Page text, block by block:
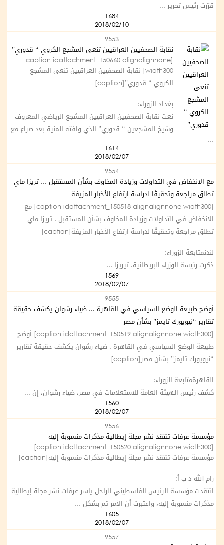
قرّرت رئيس تحرير ...
1684
2018/02/10
9553
نقابة الصحفيين العراقيين تنعى المشجع الكروي “ قدوري”
[caption idattachment_150660 alignalignnone
width300] نقابة الصحفيين العراقيين تنعى المشجع
الكروي “ قدوري”[caption]
بغداد الزوراء:
نعت نقابة الصحفيين العراقيين المشجع الرياضي المعروف
وشيخ المشجعين “ قدوري” الذي وافته المنية بعد صراع مع
...
1614
2018/02/07
9554
مع الانخفاض في التداولات وزيادة المخاوف بشأن المستقبل ... تريزا ماي
تطلق مراجعة وتحقيقًا لدراسة ارتفاع الأخبار المزيفة
[caption idattachment_150518 alignalignnone width300] مع
الانخفاض في التداولات وزيادة المخاوف بشأن المستقبل . تريزا ماي
تطلق مراجعة وتحقيقًا لدراسة ارتفاع الأخبار المزيفة[caption]
لندنمتابعة الزوراء:
ذكرت رئيسة الوزراء البريطانية، تيريزا ...
1569
2018/02/07
9555
أوضح طبيعة الوضع السياسي في القاهرة ... ضياء رشوان يكشف حقيقة
تقارير “نيويورك تايمز” بشأن مصر
[caption idattachment_150519 alignalignnone width300] أوضح
طبيعة الوضع السياسي في القاهرة . ضياء رشوان يكشف حقيقة تقارير
“نيويورك تايمز” بشأن مصر[caption]
القاهرةمتابعة الزوراء:
كشف رئيس الهيئة العامة للاستعلامات في مصر، ضياء رشوان، إن ...
1560
2018/02/07
9556
مؤسسة عرفات تنتقد نشر مجلة إيطالية مذكرات منسوبة إليه
[caption idattachment_150520 alignalignnone width300]
مؤسسة عرفات تنتقد نشر مجلة إيطالية مذكرات منسوبة إليه[caption]
رام الله د ب أ:
انتقدت مؤسسة الرئيس الفلسطيني الراحل ياسر عرفات نشر مجلة إيطالية
مذكرات منسوبة إليه، واعتبرت أن الأمر تم بشكل ...
1605
2018/02/07
9557